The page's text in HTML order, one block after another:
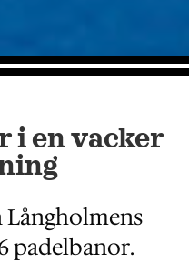
i en vacker
Långholmens
padelbanor.